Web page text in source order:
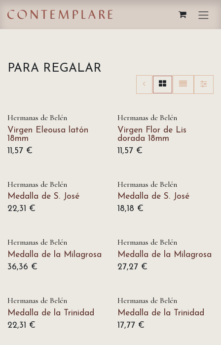
PARA REGALAR
Hermanas de Belén
Virgen Eleousa latón
18mm
11,57 €
Hermanas de Belén
Virgen Flor de Lis
dorada 18mm
11,57 €
Hermanas de Belén
Medalla de S. José
22,31 €
Hermanas de Belén
Medalla de S. José
18,18 €
Hermanas de Belén
Medalla de la Milagrosa
36,36 €
Hermanas de Belén
Medalla de la Milagrosa
27,27 €
Hermanas de Belén
Medalla de la Trinidad
22,31 €
Hermanas de Belén
Medalla de la Trinidad
17,77 €